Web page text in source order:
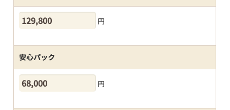
円
安心パック
円